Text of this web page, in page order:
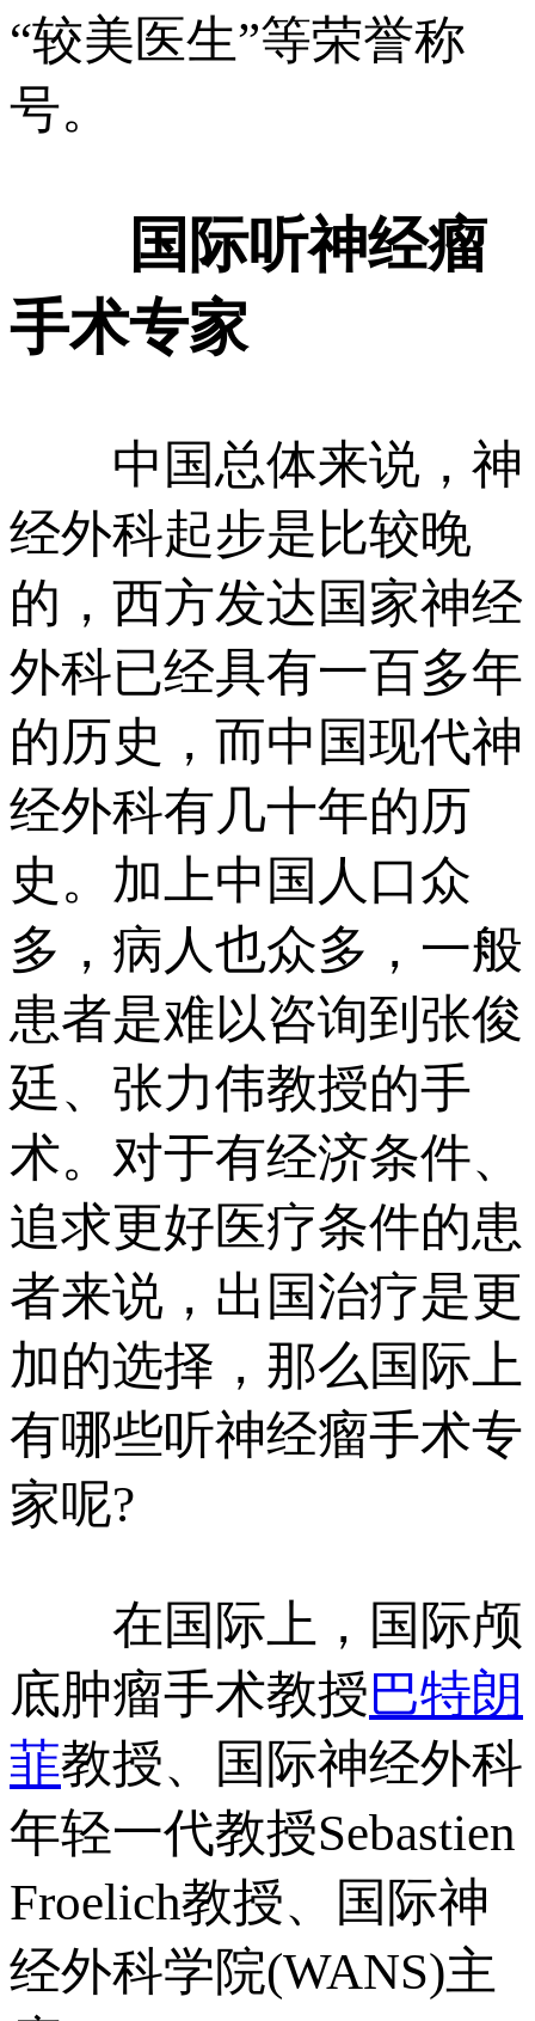
“较美医生”等荣誉称
号。
国际听神经瘤
手术专家
中国总体来说，神
经外科起步是比较晚
的，西方发达国家神经
外科已经具有一百多年
的历史，而中国现代神
经外科有几十年的历
史。加上中国人口众
多，病人也众多，一般
患者是难以咨询到张俊
廷、张力伟教授的手
术。对于有经济条件、
追求更好医疗条件的患
者来说，出国治疗是更
加的选择，那么国际上
有哪些听神经瘤手术专
家呢?
在国际上，国际颅
底肿瘤手术教授巴特朗
菲教授、国际神经外科
年轻一代教授Sebastien
Froelich教授、国际神
经外科学院(WANS)主